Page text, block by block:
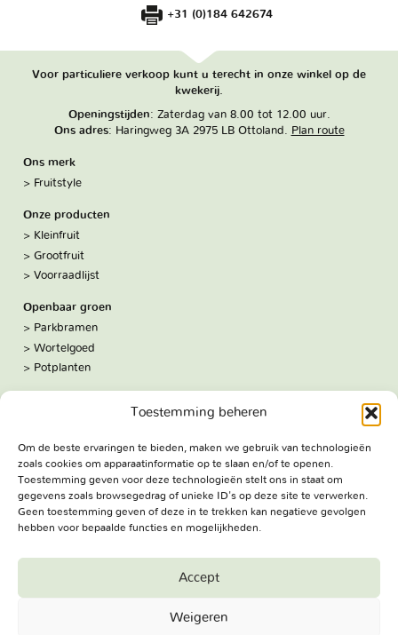
Toestemming beheren
Om de beste ervaringen te bieden, maken we gebruik van technologieën
zoals cookies om apparaatinformatie op te slaan en/of te openen.
Toestemming geven voor deze technologieën stelt ons in staat om
gegevens zoals browsegedrag of unieke ID's op deze site te verwerken.
Geen toestemming geven of deze in te trekken kan negatieve gevolgen
hebben voor bepaalde functies en mogelijkheden.
Accept
Weigeren
+31 (0)184 642674
Voor particuliere verkoop kunt u terecht in onze winkel op de
kwekerij.
Openingstijden: Zaterdag van 8.00 tot 12.00 uur.
Ons adres: Haringweg 3A 2975 LB Ottoland. Plan route
Ons merk
Fruitstyle
Onze producten
Kleinfruit
Grootfruit
Voorraadlijst
Openbaar groen
Parkbramen
Wortelgoed
Potplanten
Volg ons:
Facebook
Bezoekadres
Haringweg 3A
2975 LB Ottoland
Reserved.